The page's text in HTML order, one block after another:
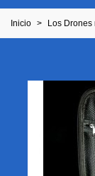
Inicio > Los Drones